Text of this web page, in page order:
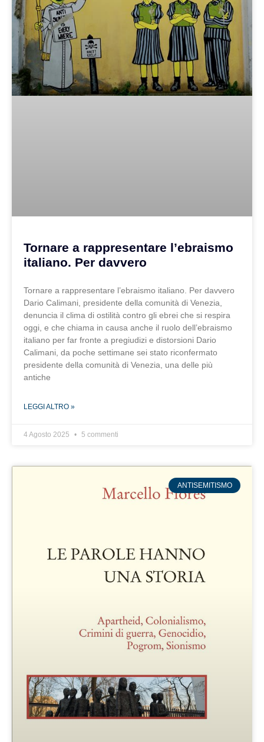
Tornare a rappresentare l’ebraismo
italiano. Per davvero
Tornare a rappresentare l’ebraismo italiano. Per davvero
Dario Calimani, presidente della comunità di Venezia,
denuncia il clima di ostilità contro gli ebrei che si respira
oggi, e che chiama in causa anche il ruolo dell’ebraismo
italiano per far fronte a pregiudizi e distorsioni Dario
Calimani, da poche settimane sei stato riconfermato
presidente della comunità di Venezia, una delle più
antiche
LEGGI ALTRO »
4 Agosto 2025 5 commenti
ANTISEMITISMO